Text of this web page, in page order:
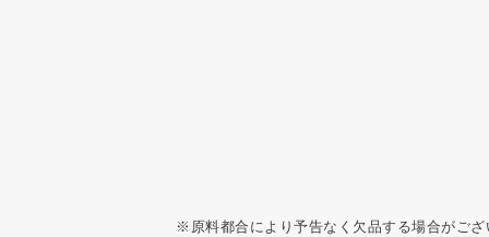
※原料都合により予告なく欠品する場合がご